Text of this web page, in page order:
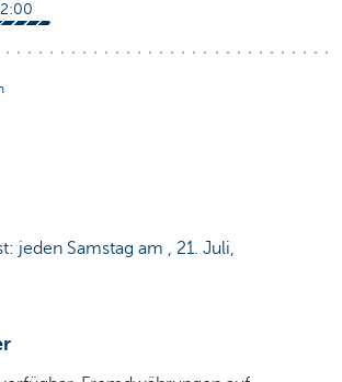
jeden Samstag am , 21. Juli,